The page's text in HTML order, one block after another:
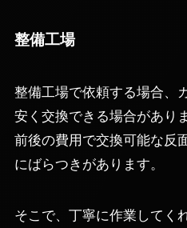
整備工場
整備工場で依頼する場合、
安く交換できる場合があり
前後の費用で交換可能な反
にばらつきがあります。
そこで、丁寧に作業してく